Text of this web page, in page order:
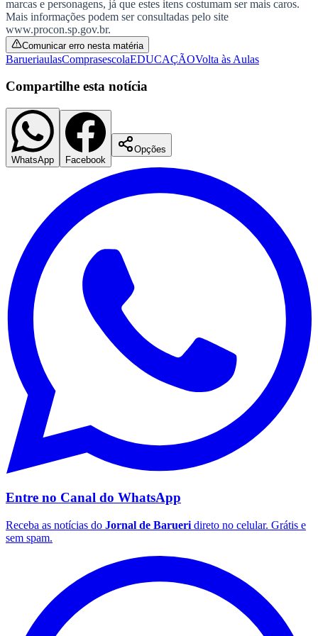
NBA
NFL
Fórmula 1
UFC
Tênis (ATP)
NHL
Atletismo
Vôlei
NBB
Competições de Futebol
Brasileirão Série A
Brasileirão Série B
Paulistão
Copa do Brasil
Libertadores
Sul-Americana
Copa América
Champions League
Premier League
La Liga
Bundesliga
Mundial 2026
Times - Ir direto
marcas e personagens, já que estes itens costumam ser mais caros.
Mais informações podem ser consultadas pelo site
www.procon.sp.gov.br.
Comunicar erro nesta matéria
BarueriaulasComprasescolaEDUCAÇÃOVolta às Aulas
Compartilhe esta notícia
WhatsApp Facebook
Opções
Entre no Canal do WhatsApp
Receba as notícias do Jornal de Barueri direto no celular. Grátis e
sem spam.